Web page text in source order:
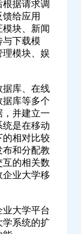
据请求调
给应用
块、新闻
与下载模
模块、娱
库、在线
库等多个
并建立一
统是在移动
的相对比较
和分配教
的相关数
业大学移
大学平台
学系统的扩